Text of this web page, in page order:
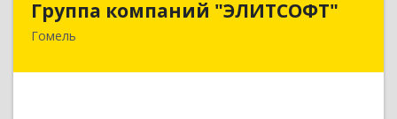
Группа компаний "ЭЛИТСОФТ"
Гомель246015. Республика Беларусь, г.Гомель, ул.